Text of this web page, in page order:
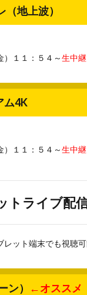
地上波）
）１１：５４～生中継
ム4K
）１１：５４～生中継
トライブ配
ット端末でも視聴可
ン） ←オススメ